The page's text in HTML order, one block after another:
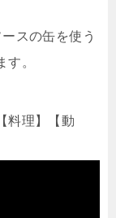
スの缶を使う
。
料理】【動